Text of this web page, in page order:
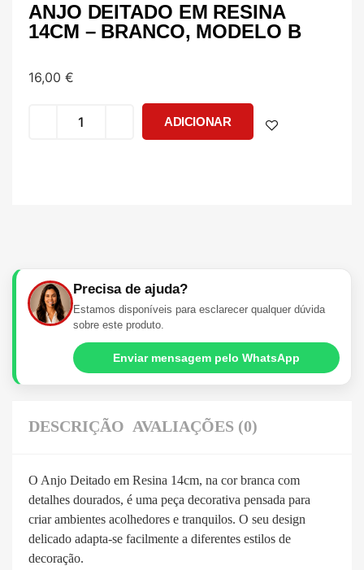
ANJO DEITADO EM RESINA
14CM – BRANCO, MODELO B
16,00 €
ADICIONAR
Precisa de ajuda?
Estamos disponíveis para esclarecer qualquer dúvida
sobre este produto.
Enviar mensagem pelo WhatsApp
DESCRIÇÃO AVALIAÇÕES (0)
O Anjo Deitado em Resina 14cm, na cor branca com
detalhes dourados, é uma peça decorativa pensada para
criar ambientes acolhedores e tranquilos. O seu design
delicado adapta-se facilmente a diferentes estilos de
decoração.